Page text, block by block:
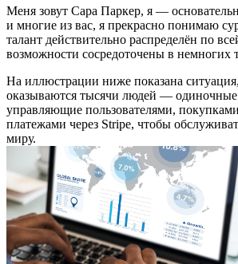
Меня зовут Сара Паркер, я —
и многие из вас, я прекрасно понимаю
талант действительно распределён по
возможности сосредоточены в немногих
На иллюстрации ниже показана
оказываются тысячи людей —
управляющие пользователями,
платежами через Stripe, чтобы
миру.